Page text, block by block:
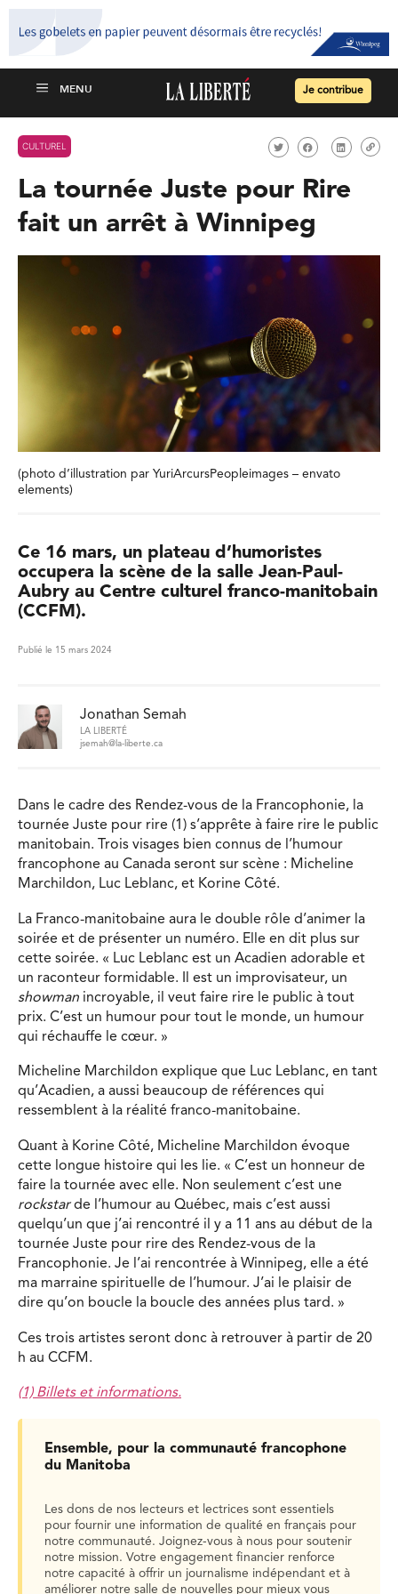
Je contribue
CULTUREL
La tournée Juste pour Rire
fait un arrêt à Winnipeg
(photo d’illustration par YuriArcursPeopleimages – envato
elements)
Ce 16 mars, un plateau d’humoristes
occupera la scène de la salle Jean-Paul-
Aubry au Centre culturel franco-manitobain
(CCFM).
Publié le 15 mars 2024
Jonathan Semah
LA LIBERTÉ
jsemah@la-liberte.ca
Dans le cadre des Rendez-vous de la Francophonie, la
tournée Juste pour rire (1) s’apprête à faire rire le public
manitobain. Trois visages bien connus de l’humour
francophone au Canada seront sur scène : Micheline
Marchildon, Luc Leblanc, et Korine Côté.
La Franco-manitobaine aura le double rôle d’animer la
soirée et de présenter un numéro. Elle en dit plus sur
cette soirée. « Luc Leblanc est un Acadien adorable et
un raconteur formidable. Il est un improvisateur, un
showman incroyable, il veut faire rire le public à tout
prix. C’est un humour pour tout le monde, un humour
qui réchauffe le cœur. »
Micheline Marchildon explique que Luc Leblanc, en tant
qu’Acadien, a aussi beaucoup de références qui
ressemblent à la réalité franco-manitobaine.
Quant à Korine Côté, Micheline Marchildon évoque
cette longue histoire qui les lie. « C’est un honneur de
faire la tournée avec elle. Non seulement c’est une
rockstarde l’humour au Québec, mais c’est aussi
quelqu’un que j’ai rencontré il y a 11 ans au début de la
tournée Juste pour rire des Rendez-vous de la
Francophonie. Je l’ai rencontrée à Winnipeg, elle a été
ma marraine spirituelle de l’humour. J’ai le plaisir de
dire qu’on boucle la boucle des années plus tard. »
Ces trois artistes seront donc à retrouver à partir de 20
h au CCFM.
(1) Billets et informations.
Ensemble, pour la communauté francophone
du Manitoba
Les dons de nos lecteurs et lectrices sont essentiels
pour fournir une information de qualité en français pour
notre communauté. Joignez-vous à nous pour soutenir
notre mission. Votre engagement financier renforce
notre capacité à offrir un journalisme indépendant et à
améliorer notre salle de nouvelles pour mieux vous